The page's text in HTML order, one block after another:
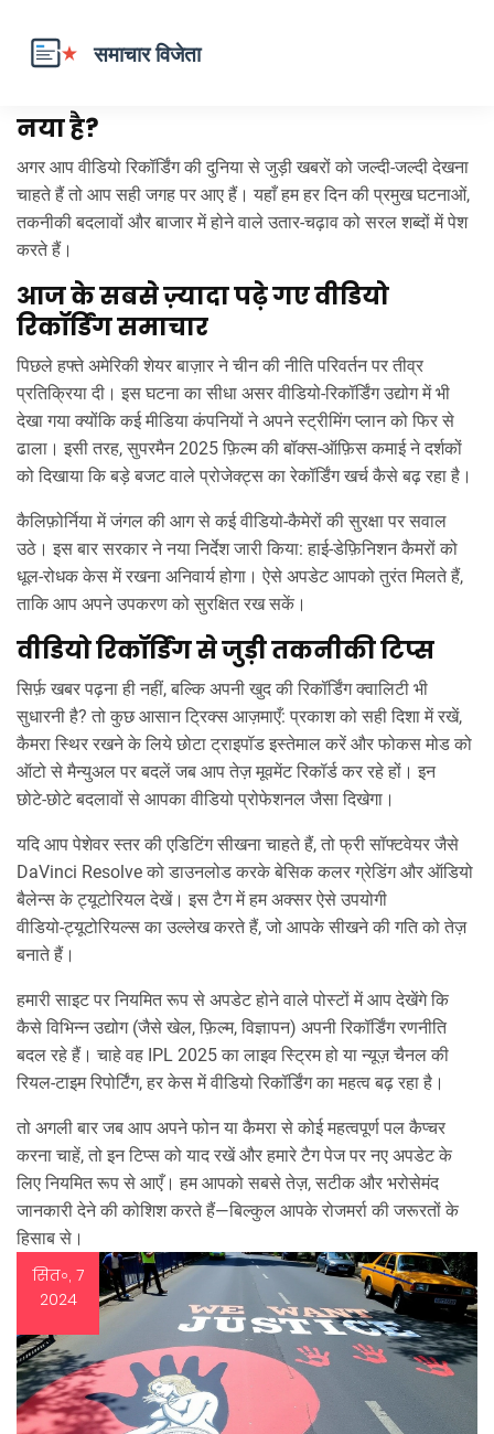
नया है?
अगर आप वीडियो रिकॉर्डिंग की दुनिया से जुड़ी खबरों को जल्दी‑जल्दी देखना
चाहते हैं तो आप सही जगह पर आए हैं। यहाँ हम हर दिन की प्रमुख घटनाओं,
तकनीकी बदलावों और बाजार में होने वाले उतार‑चढ़ाव को सरल शब्दों में पेश
करते हैं।
आज के सबसे ज़्यादा पढ़े गए वीडियो
रिकॉर्डिंग समाचार
पिछले हफ्ते अमेरिकी शेयर बाज़ार ने चीन की नीति परिवर्तन पर तीव्र
प्रतिक्रिया दी। इस घटना का सीधा असर वीडियो‑रिकॉर्डिंग उद्योग में भी
देखा गया क्योंकि कई मीडिया कंपनियों ने अपने स्ट्रीमिंग प्लान को फिर से
ढाला। इसी तरह, सुपरमैन 2025 फ़िल्म की बॉक्स‑ऑफ़िस कमाई ने दर्शकों
को दिखाया कि बड़े बजट वाले प्रोजेक्ट्स का रेकॉर्डिंग खर्च कैसे बढ़ रहा है।
कैलिफ़ोर्निया में जंगल की आग से कई वीडियो‑कैमेरों की सुरक्षा पर सवाल
उठे। इस बार सरकार ने नया निर्देश जारी किया: हाई‑डेफ़िनिशन कैमरों को
धूल‑रोधक केस में रखना अनिवार्य होगा। ऐसे अपडेट आपको तुरंत मिलते हैं,
ताकि आप अपने उपकरण को सुरक्षित रख सकें।
वीडियो रिकॉर्डिंग से जुड़ी तकनीकी टिप्स
सिर्फ़ खबर पढ़ना ही नहीं, बल्कि अपनी खुद की रिकॉर्डिंग क्वालिटी भी
सुधारनी है? तो कुछ आसान ट्रिक्स आज़माएँ: प्रकाश को सही दिशा में रखें,
कैमरा स्थिर रखने के लिये छोटा ट्राइपॉड इस्तेमाल करें और फोकस मोड को
ऑटो से मैन्युअल पर बदलें जब आप तेज़ मूवमेंट रिकॉर्ड कर रहे हों। इन
छोटे‑छोटे बदलावों से आपका वीडियो प्रोफेशनल जैसा दिखेगा।
यदि आप पेशेवर स्तर की एडिटिंग सीखना चाहते हैं, तो फ्री सॉफ्टवेयर जैसे
DaVinci Resolve को डाउनलोड करके बेसिक कलर ग्रेडिंग और ऑडियो
बैलेन्स के ट्यूटोरियल देखें। इस टैग में हम अक्सर ऐसे उपयोगी
वीडियो‑ट्यूटोरियल्स का उल्लेख करते हैं, जो आपके सीखने की गति को तेज़
बनाते हैं।
हमारी साइट पर नियमित रूप से अपडेट होने वाले पोस्टों में आप देखेंगे कि
कैसे विभिन्न उद्योग (जैसे खेल, फ़िल्म, विज्ञापन) अपनी रिकॉर्डिंग रणनीति
बदल रहे हैं। चाहे वह IPL 2025 का लाइव स्ट्रिम हो या न्यूज़ चैनल की
रियल‑टाइम रिपोर्टिंग, हर केस में वीडियो रिकॉर्डिंग का महत्व बढ़ रहा है।
तो अगली बार जब आप अपने फोन या कैमरा से कोई महत्वपूर्ण पल कैप्चर
करना चाहें, तो इन टिप्स को याद रखें और हमारे टैग पेज पर नए अपडेट के
लिए नियमित रूप से आएँ। हम आपको सबसे तेज़, सटीक और भरोसेमंद
जानकारी देने की कोशिश करते हैं—बिल्कुल आपके रोजमर्रा की जरूरतों के
हिसाब से।
सित॰, 7
2024